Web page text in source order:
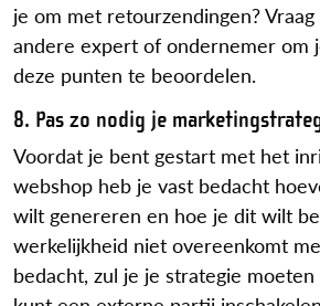
je om met retourzendingen?
andere expert of ondernemer om
deze punten te beoordelen.
8. Pas zo nodig je
Voordat je bent gestart met het
webshop heb je vast bedacht
wilt genereren en hoe je dit wilt
werkelijkheid niet overeenkomt
bedacht, zul je je strategie moeten